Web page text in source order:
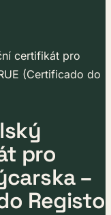
certifikát pro
(Certificado do
pro
–
Registo